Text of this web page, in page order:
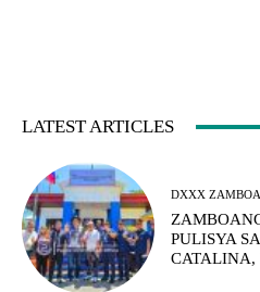
LATEST ARTICLES
DXXX
PULISYA